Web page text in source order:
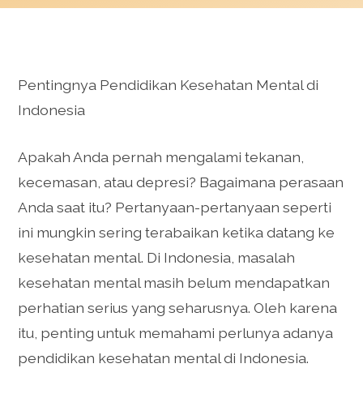
Pentingnya Pendidikan Kesehatan Mental di
Indonesia
Apakah Anda pernah mengalami tekanan,
kecemasan, atau depresi? Bagaimana perasaan
Anda saat itu? Pertanyaan-pertanyaan seperti
ini mungkin sering terabaikan ketika datang ke
kesehatan mental. Di Indonesia, masalah
kesehatan mental masih belum mendapatkan
perhatian serius yang seharusnya. Oleh karena
itu, penting untuk memahami perlunya adanya
pendidikan kesehatan mental di Indonesia.